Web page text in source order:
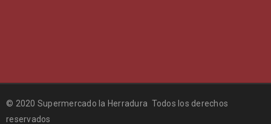
© 2020 Supermercado la Herradura Todos los derechos
reservados